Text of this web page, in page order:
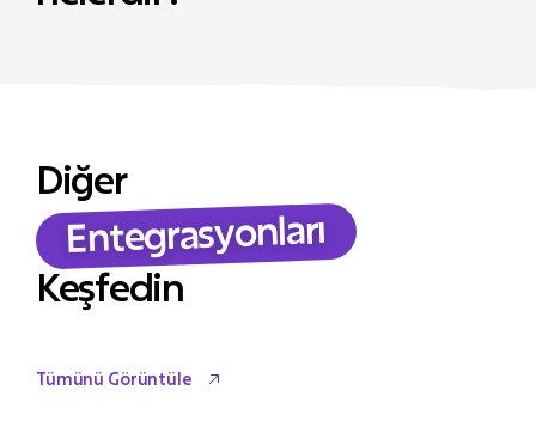
Diğer
Entegrasyonları
Keşfedin
Tümünü Görüntüle